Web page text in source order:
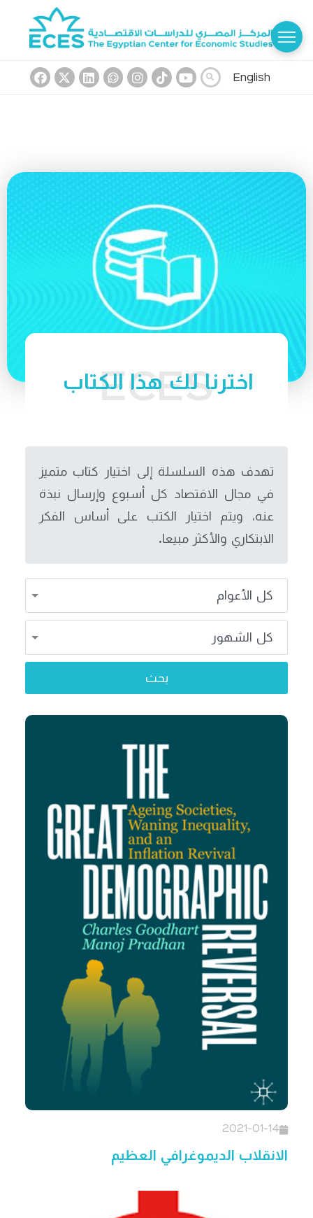
English
اخترنا لك هذا الكتاب
تهدف هذه السلسلة إلى اختيار كتاب متميز
في مجال الاقتصاد كل أسبوع وإرسال نبذة
عنه، ويتم اختيار الكتب على أساس الفكر
الابتكاري والأكثر مبيعا.
2021-01-14
الانقلاب الديموغرافي العظيم